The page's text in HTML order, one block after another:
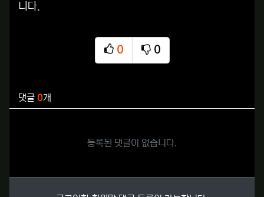
니다.
0
추천
0
비추천
댓글 0개
등록된 댓글이 없습니다.